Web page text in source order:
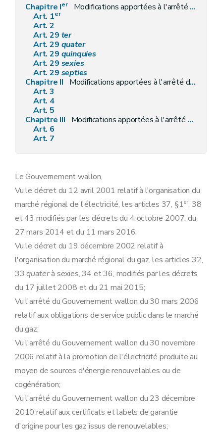
Chapitre Ier
Modifications apportées à l'arrêté du Gouvernement wallon du 30 mars 2006 relatif aux obligations de service public dans le marché du gaz
Art. 1er
Art. 2
Art. 29 ter
Art. 29 quater
Art. 29 quinquies
Art. 29 sexies
Art. 29 septies
Chapitre II
Modifications apportées à l'arrêté du Gouvernement wallon du 30 novembre 2006 relatif à la promotion de l'électricité produite au moyen de sources d'énergie renouvelables ou de cogénération
Art. 3
Art. 4
Art. 5
Chapitre III
Modifications apportées à l'arrêté du Gouvernement wallon du 23 décembre 2010 relatif aux certificats et labels de garantie d'origine pour les gaz issus de renouvelables
Art. 6
Art. 7
Le Gouvernement wallon,
Vu le décret du 12 avril 2001 relatif à l'organisation du
marché régional de l'électricité, les articles 37, §1er, 38
et 43 modifiés par les décrets du 4 octobre 2007, du
27 mars 2014 et du 11 mars 2016;
Vu le décret du 19 décembre 2002 relatif à
l'organisation du marché régional du gaz, les articles 32,
33quaterà sexies, 34 et 36, modifiés par les décrets
du 17 juillet 2008 et du 21 mai 2015;
Vu l'arrêté du Gouvernement wallon du 30 mars 2006
relatif aux obligations de service public dans le marché
du gaz;
Vu l'arrêté du Gouvernement wallon du 30 novembre
2006 relatif à la promotion de l'électricité produite au
moyen de sources d'énergie renouvelables ou de
cogénération;
Vu l'arrêté du Gouvernement wallon du 23 décembre
2010 relatif aux certificats et labels de garantie
d'origine pour les gaz issus de renouvelables;